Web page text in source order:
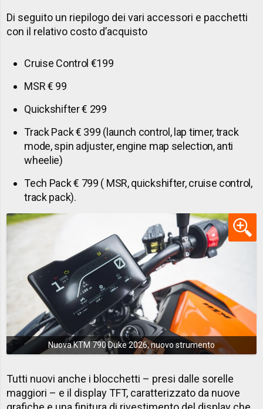
Di seguito un riepilogo dei vari accessori e pacchetti
con il relativo costo d’acquisto
Cruise Control €199
MSR € 99
Quickshifter € 299
Track Pack € 399 (launch control, lap timer, track
mode, spin adjuster, engine map selection, anti
wheelie)
Tech Pack € 799 ( MSR, quickshifter, cruise control,
track pack).
Nuova KTM 790 Duke 2026, nuovo strumento
Tutti nuovi anche i blocchetti – presi dalle sorelle
maggiori – e il display TFT, caratterizzato da nuove